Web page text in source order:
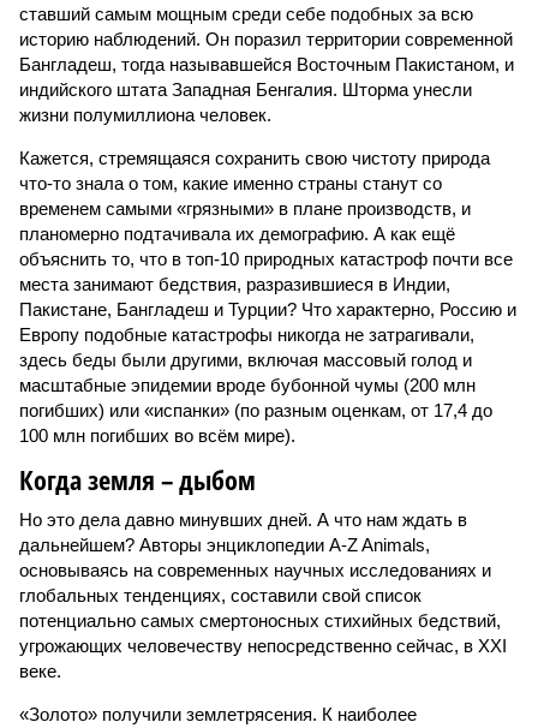
ставший самым мощным среди себе подобных за всю
историю наблюдений. Он поразил территории современной
Бангладеш, тогда называвшейся Восточным Пакистаном, и
индийского штата Западная Бенгалия. Шторма унесли
жизни полумиллиона человек.
Кажется, стремящаяся сохранить свою чистоту природа
что-то знала о том, какие именно страны станут со
временем самыми «грязными» в плане производств, и
планомерно подтачивала их демографию. А как ещё
объяснить то, что в топ-10 природных катастроф почти все
места занимают бедствия, разразившиеся в Индии,
Пакистане, Бангладеш и Турции? Что характерно, Россию и
Европу подобные катастрофы никогда не затрагивали,
здесь беды были другими, включая массовый голод и
масштабные эпидемии вроде бубонной чумы (200 млн
погибших) или «испанки» (по разным оценкам, от 17,4 до
100 млн погибших во всём мире).
Когда земля – дыбом
Но это дела давно минувших дней. А что нам ждать в
дальнейшем? Авторы энциклопедии A-Z Animals,
основываясь на современных научных исследованиях и
глобальных тенденциях, составили свой список
потенциально самых смертоносных стихийных бедствий,
угрожающих человечеству непосредственно сейчас, в XXI
веке.
«Золото» получили землетрясения. К наиболее